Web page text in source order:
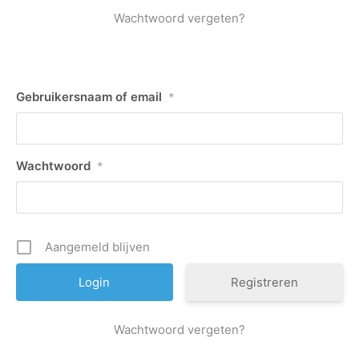
Wachtwoord vergeten?
Gebruikersnaam of email *
Wachtwoord *
Aangemeld blijven
Registreren
Wachtwoord vergeten?